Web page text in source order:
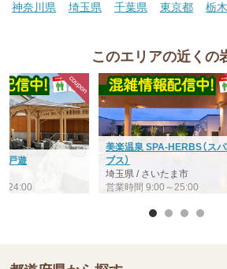
神奈川県 埼玉県 千葉県 東京都 栃
このエリアの近くの
戸遊
24:00
美楽温泉 SPA-HERBS（ス
ブス）
埼玉県 / さいたま市
営業時間 9:00～25:00